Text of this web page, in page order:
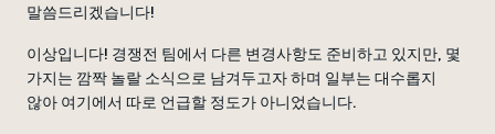
말씀드리겠습니다!
이상입니다! 경쟁전 팀에서 다른 변경사항도 준비하고 있지만, 몇
가지는 깜짝 놀랄 소식으로 남겨두고자 하며 일부는 대수롭지
않아 여기에서 따로 언급할 정도가 아니었습니다.